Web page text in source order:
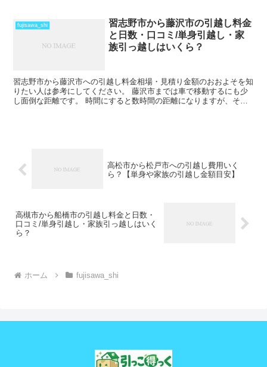
fujisawa_shi
習志野市から藤沢市の引越し料金
と日数・口コミ/単身引越し・家
族引っ越しはいくら？
習志野市から藤沢市への引越し料金相場・見積り金額のおおよそを知
りたい人は参考にしてください。 藤沢市までは車で移動するにも少
し面倒な距離です。 時間にすると数時間の距離になりますが、その
高松市から松戸市への引越し費用いく
ら？【単身や家族の引越し金額目安】
高槻市から船橋市の引越し料金と日数・
口コミ/単身引越し・家族引っ越しはいく
ら？
ホーム fujisawa_shi